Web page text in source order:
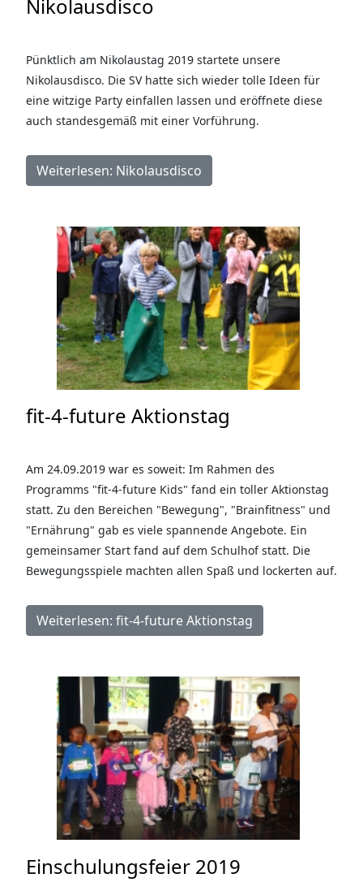
Nikolausdisco
Pünktlich am Nikolaustag 2019 startete unsere
Nikolausdisco. Die SV hatte sich wieder tolle Ideen für
eine witzige Party einfallen lassen und eröffnete diese
auch standesgemäß mit einer Vorführung.
Weiterlesen: Nikolausdisco
fit-4-future Aktionstag
Am 24.09.2019 war es soweit: Im Rahmen des
Programms "fit-4-future Kids" fand ein toller Aktionstag
statt. Zu den Bereichen "Bewegung", "Brainfitness" und
"Ernährung" gab es viele spannende Angebote. Ein
gemeinsamer Start fand auf dem Schulhof statt. Die
Bewegungsspiele machten allen Spaß und lockerten auf.
Weiterlesen: fit-4-future Aktionstag
Einschulungsfeier 2019